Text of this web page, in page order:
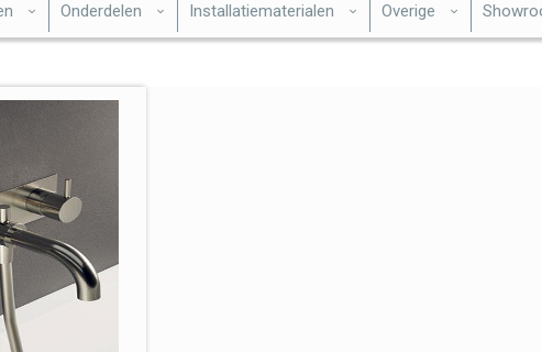
Onderdelen Installatiematerialen Overige